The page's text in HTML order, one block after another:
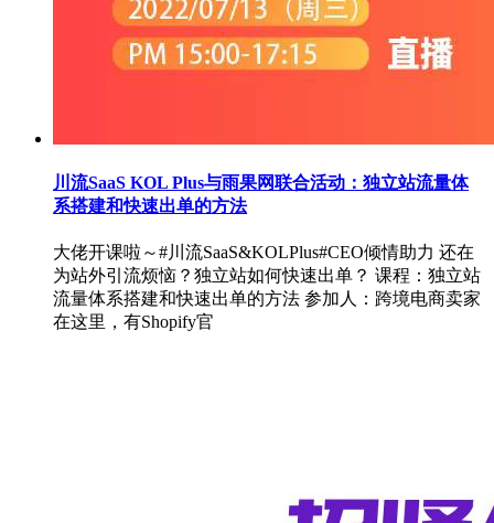
川流SaaS KOL Plus与雨果网联合活动：独立站流量体
系搭建和快速出单的方法
大佬开课啦～#川流SaaS&KOLPlus#CEO倾情助力 还在
为站外引流烦恼？独立站如何快速出单？ 课程：独立站
流量体系搭建和快速出单的方法 参加人：跨境电商卖家
在这里，有Shopify官